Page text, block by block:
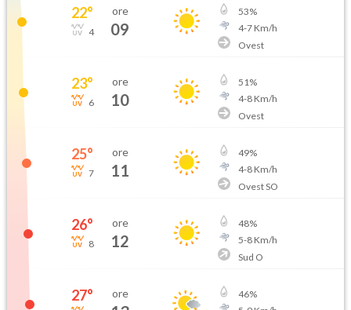
22°
4
ore
09
53%
4-7Km/h
Ovest
23°
6
ore
10
51%
4-8Km/h
Ovest
25°
7
ore
11
49%
4-8Km/h
Ovest SO
26°
8
ore
12
48%
5-8Km/h
Sud O
27° ore 46%